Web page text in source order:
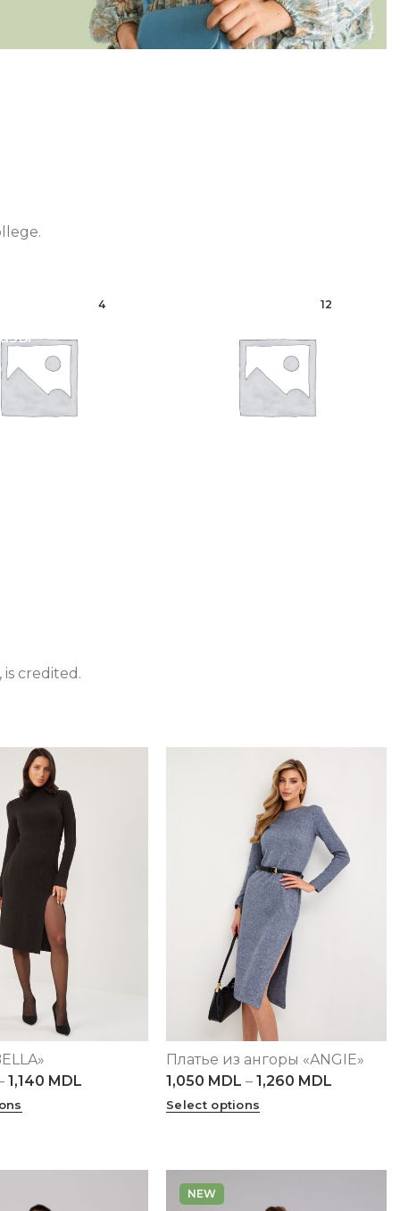
4 12
Комбинации
Пижамы
Халаты
credited.
L XL
1,140 MDL
XS S M L XL 2XL
3XL
4XL
5XL
Платье из ангоры «ANGIE»
1,050 MDL –1,260 MDL
Select options
NEW